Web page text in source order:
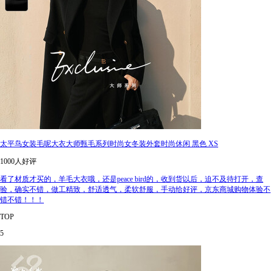
太平鸟女装毛呢大衣大师甄毛系列时尚女冬装外套时尚休闲 黑色 XS
1000人好评
看了材质才买的，羊毛大衣哦，还是peace bird的，收到货以后，迫不及待打开，查
验，确实不错，做工精致，舒适透气，柔软舒服，手动给好评，京东商城购物体验不
错不错！！！
TOP
5